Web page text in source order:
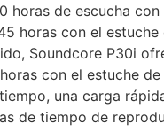
horas de escucha con
horas con el estuche
Soundcore P30i
con el estuche
una carga
de tiempo de